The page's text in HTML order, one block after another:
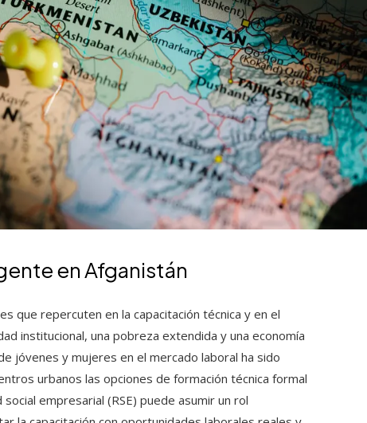
en Afganistán
que repercuten en la capacitación técnica y en el
institucional, una pobreza extendida y una economía
jóvenes y mujeres en el mercado laboral ha sido
urbanos las opciones de formación técnica formal
empresarial (RSE) puede asumir un rol